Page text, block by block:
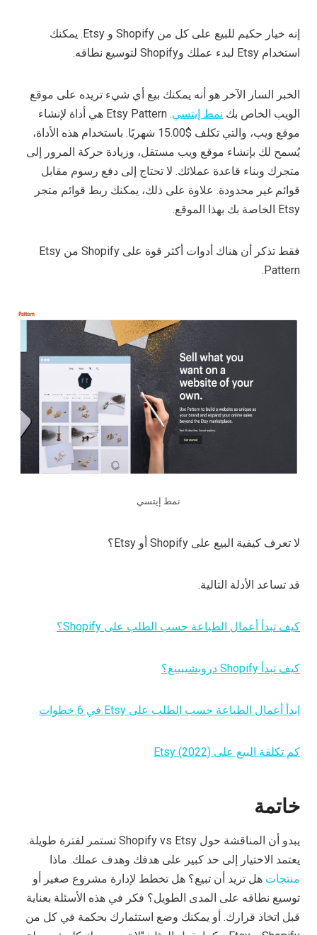
إنه خيار حكيم للبيع على كل من Shopify و Etsy. يمكنك
استخدام Etsy لبدء عملك وShopify لتوسيع نطاقه.
الخبر السار الآخر هو أنه يمكنك بيع أي شيء تريده على موقع
الويب الخاص بك نمط إيتسي
. Etsy Pattern هي أداة لإنشاء
موقع ويب، والتي تكلف $15.00 شهريًا. باستخدام هذه الأداة،
يُسمح لك بإنشاء موقع ويب مستقل، وزيادة حركة المرور إلى
متجرك وبناء قاعدة عملائك. لا تحتاج إلى دفع رسوم مقابل
قوائم غير محدودة. علاوة على ذلك، يمكنك ربط قوائم متجر
Etsy الخاصة بك بهذا الموقع.
فقط تذكر أن هناك أدوات أكثر قوة على Shopify من Etsy
Pattern.
نمط إيتسي
لا تعرف كيفية البيع على Shopify أو Etsy؟
قد تساعد الأدلة التالية.
كيف تبدأ أعمال الطباعة حسب الطلب على Shopify؟
كيف تبدأ Shopify دروبشيبينغ؟
ابدأ أعمال الطباعة حسب الطلب على Etsy في 6 خطوات
كم تكلفة البيع على Etsy (2022)
خاتمة
يبدو أن المناقشة حول Shopify vs Etsy تستمر لفترة طويلة.
يعتمد الاختيار إلى حد كبير على هدفك وهدف عملك. ماذا
منتجات هل تريد أن تبيع؟ هل تخطط لإدارة مشروع صغير أو
توسيع نطاقه على المدى الطويل؟ فكر في هذه الأسئلة بعناية
قبل اتخاذ قرارك. أو يمكنك وضع استثمارك بحكمة في كل من